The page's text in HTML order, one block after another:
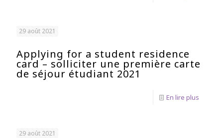
29 août 2021
Applying for a student residence
card – solliciter une première carte
de séjour étudiant 2021
En lire plus
29 août 2021